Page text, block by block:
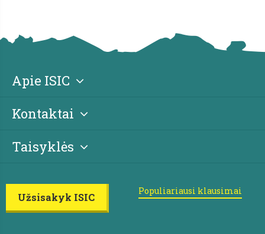
Apie ISIC
Kontaktai
Taisyklės
Užsisakyk ISIC
Populiariausi klausimai